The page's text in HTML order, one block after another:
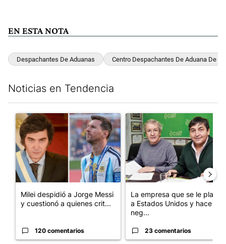
EN ESTA NOTA
Despachantes De Aduanas Centro Despachantes De Aduana De
Noticias en Tendencia
Un artículo de tendencia con el título "Milei despidió a Jorge
Milei despidió a Jorge Messi
y cuestionó a quienes crit...
120 comentarios
Un artículo de tendencia con
La empresa que se le plantó
a Estados Unidos y hace
neg...
23 comentarios